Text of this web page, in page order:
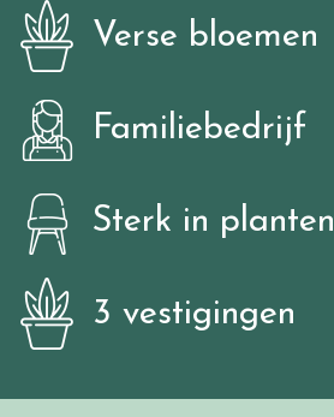
Verse bloemen
Familiebedrijf
Sterk in planten
3 vestigingen